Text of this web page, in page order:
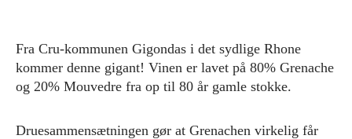
Fra Cru-kommunen Gigondas i det sydlige Rhone
kommer denne gigant! Vinen er lavet på 80% Grenache
og 20% Mouvedre fra op til 80 år gamle stokke.
Druesammensætningen gør at Grenachen virkelig får